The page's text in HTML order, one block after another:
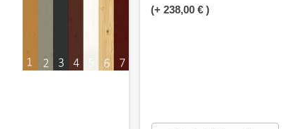
(+ 238,00 € )